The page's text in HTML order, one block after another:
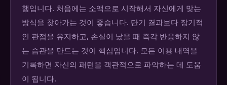
행입니다. 처음에는 소액으로 시작해서 자신에게 맞는
방식을 찾아가는 것이 좋습니다. 단기 결과보다 장기적
인 관점을 유지하고, 손실이 났을 때 즉각 반응하지 않
는 습관을 만드는 것이 핵심입니다. 모든 이용 내역을
기록하면 자신의 패턴을 객관적으로 파악하는 데 도움
이 됩니다.